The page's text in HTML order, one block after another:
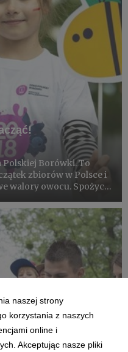
Polskiej Borówki. To
zbiorów w Polsce i
walory owocu. Spożycie
smakowe, ale z
naszej strony
korzystania z naszych
online i
Akceptując nasze pliki